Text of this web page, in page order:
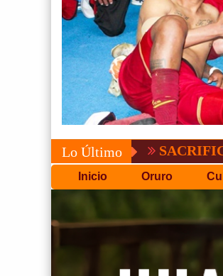
Lo ÚltimoSACRIFICADO
Inicio Oruro